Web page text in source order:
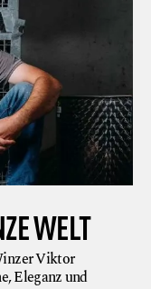
WELT
Viktor
Eleganz und